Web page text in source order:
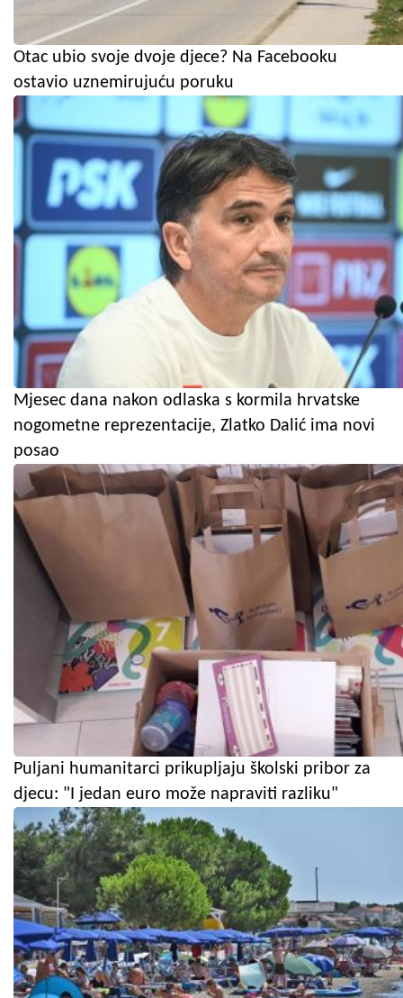
Otac ubio svoje dvoje djece? Na Facebooku
ostavio uznemirujuću poruku
Mjesec dana nakon odlaska s kormila hrvatske
nogometne reprezentacije, Zlatko Dalić ima novi
posao
Puljani humanitarci prikupljaju školski pribor za
djecu: "I jedan euro može napraviti razliku"